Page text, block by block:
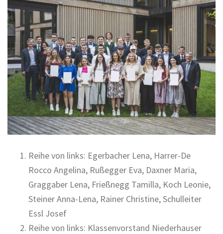
Reihe von links: Egerbacher Lena, Harrer-De
Rocco Angelina, Rußegger Eva, Daxner Maria,
Graggaber Lena, Frießnegg Tamilla, Koch Leonie,
Steiner Anna-Lena, Rainer Christine, Schulleiter
Essl Josef
Reihe von links: Klassenvorstand Niederhauser